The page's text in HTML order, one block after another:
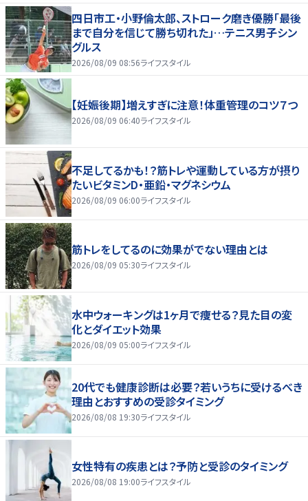
四日市工・小野倫太郎、ストローク磨き優勝「最後
まで自分を信じて勝ち切れた」…テニス男子シン
グルス
2026/08/09 08:56ライフスタイル
【妊娠後期】増えすぎに注意！体重管理のコツ７つ
2026/08/09 06:40ライフスタイル
不足してるかも！？筋トレや運動している方が摂り
たいビタミンD・亜鉛・マグネシウム
2026/08/09 06:00ライフスタイル
筋トレをしてるのに効果がでない理由とは
2026/08/09 05:30ライフスタイル
水中ウォーキングは1ヶ月で痩せる？見た目の変
化とダイエット効果
2026/08/09 05:00ライフスタイル
20代でも健康診断は必要？若いうちに受けるべき
理由とおすすめの受診タイミング
2026/08/08 19:30ライフスタイル
女性特有の疾患とは？予防と受診のタイミング
2026/08/08 19:00ライフスタイル